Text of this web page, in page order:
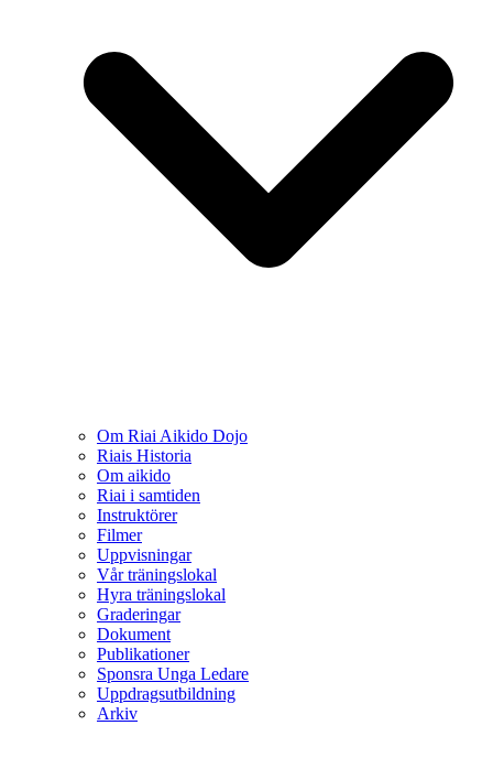
Om Riai Aikido Dojo
Riais Historia
Om aikido
Riai i samtiden
Instruktörer
Filmer
Uppvisningar
Vår träningslokal
Hyra träningslokal
Graderingar
Dokument
Publikationer
Sponsra Unga Ledare
Uppdragsutbildning
Arkiv